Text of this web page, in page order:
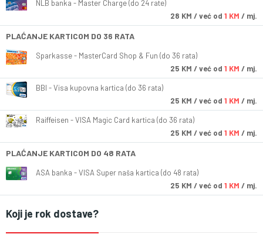
NLB banka - Master Charge (do 24 rate)
28 KM / već od 1 KM / mj.
PLAĆANJE KARTICOM DO 36 RATA
Sparkasse - MasterCard Shop & Fun (do 36 rata)
25 KM / već od 1 KM / mj.
BBI - Visa kupovna kartica (do 36 rata)
25 KM / već od 1 KM / mj.
Raiffeisen - VISA Magic Card kartica (do 36 rata)
25 KM / već od 1 KM / mj.
PLAĆANJE KARTICOM DO 48 RATA
ASA banka - VISA Super naša kartica (do 48 rata)
25 KM / već od 1 KM / mj.
Koji je rok dostave?